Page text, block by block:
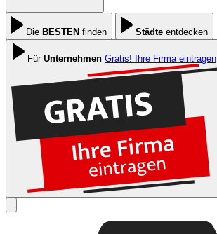
Die BESTEN finden Städte entdecken
Für Unternehmen Gratis! Ihre Firma eintragen